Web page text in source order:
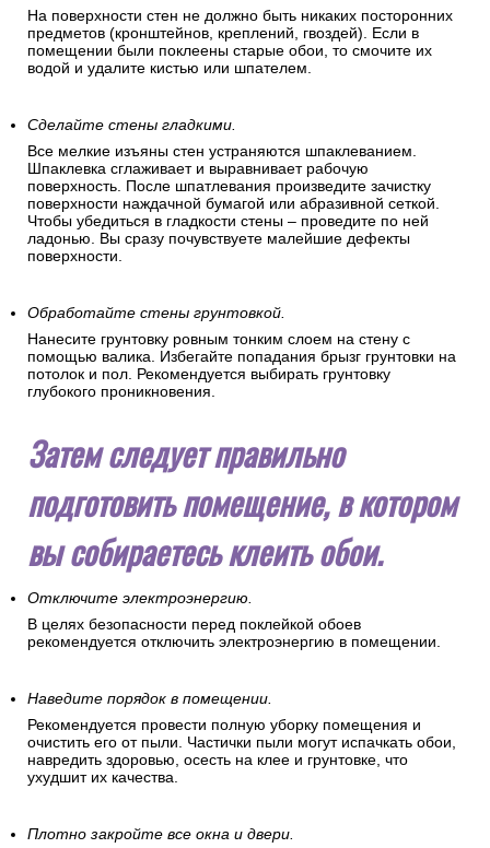
На поверхности стен не должно быть никаких посторонних
предметов (кронштейнов, креплений, гвоздей). Если в
помещении были поклеены старые обои, то смочите их
водой и удалите кистью или шпателем.
Сделайте стены гладкими.
Все мелкие изъяны стен устраняются шпаклеванием.
Шпаклевка сглаживает и выравнивает рабочую
поверхность. После шпатлевания произведите зачистку
поверхности наждачной бумагой или абразивной сеткой.
Чтобы убедиться в гладкости стены – проведите по ней
ладонью. Вы сразу почувствуете малейшие дефекты
поверхности.
Обработайте стены грунтовкой.
Нанесите грунтовку ровным тонким слоем на стену с
помощью валика. Избегайте попадания брызг грунтовки на
потолок и пол. Рекомендуется выбирать грунтовку
глубокого проникновения.
Затем следует правильно
подготовить помещение, в котором
вы собираетесь клеить обои.
Отключите электроэнергию.
В целях безопасности перед поклейкой обоев
рекомендуется отключить электроэнергию в помещении.
Наведите порядок в помещении.
Рекомендуется провести полную уборку помещения и
очистить его от пыли. Частички пыли могут испачкать обои,
навредить здоровью, осесть на клее и грунтовке, что
ухудшит их качества.
Плотно закройте все окна и двери.